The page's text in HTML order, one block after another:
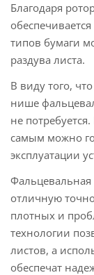
Благодаря
типов бумаги
раздува листа.
В виду того,
нише
не
самым можно
эксплуатации
Фальцевальная
отличную
плотных и
технологии
листов, а
обеспечат